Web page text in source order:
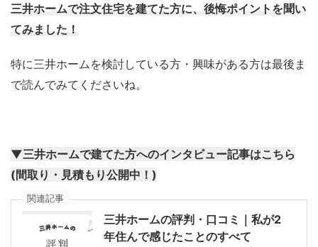
三井ホームで注文住宅を建てた方に、後悔ポイントを聞い
てみました！
特に三井ホームを検討している方・興味がある方は最後ま
で読んでみてくださいね。
▼三井ホームで建てた方へのインタビュー記事はこちら
(間取り・見積もり公開中！)
関連記事
三井ホームの評判・口コミ｜私が2
年住んで感じたことのすべて